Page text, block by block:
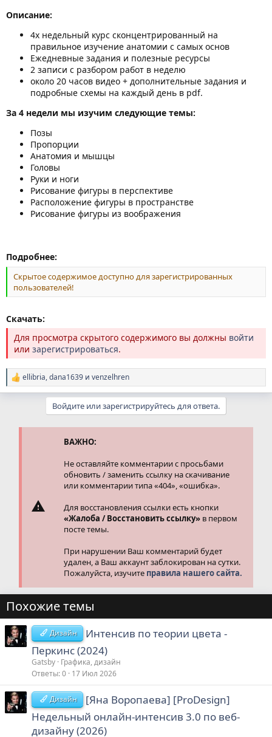
Описание:
4х недельный курс сконцентрированный на
правильное изучение анатомии с самых основ
Ежедневные задания и полезные ресурсы
2 записи с разбором работ в неделю
около 20 часов видео + дополнительные задания и
подробные схемы на каждый день в pdf.
За 4 недели мы изучим следующие темы:
Позы
Пропорции
Анатомия и мышцы
Головы
Руки и ноги
Рисование фигуры в перспективе
Расположение фигуры в пространстве
Рисование фигуры из воображения
Подробнее:
Скрытое содержимое доступно для зарегистрированных
пользователей!
Скачать:
Для просмотра скрытого содержимого вы должны войти
или зарегистрироваться.
Р
е
ellibria,dana1639 и venzelhren
Войдите или зарегистрируйтесь для ответа.
ВАЖНО:
Не оставляйте комментарии с просьбами
обновить / заменить ссылку на скачивание
или комментарии типа «404», «ошибка».
Для восстановления ссылки есть кнопки
«Жалоба / Восстановить ссылку» в первом
посте темы.
При нарушении Ваш комментарий будет
удален, а Ваш аккаунт заблокирован на сутки.
Пожалуйста, изучите правила нашего сайта.
Похожие темы
Дизайн
Интенсив по теории цвета -
Перкинс (2024)
Gatsby Графика, дизайн
Ответы 0 17 Июл 2026
Дизайн
[Яна Воропаева] [ProDesign]
Недельный онлайн-интенсив 3.0 по веб-
дизайну (2026)